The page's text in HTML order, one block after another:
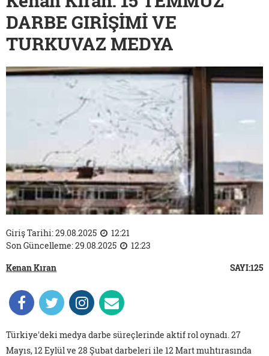
DARBE GIRİŞİMİ VE
TURKUVAZ MEDYA
Giriş Tarihi: 29.08.2025
12:21
Son Güncelleme: 29.08.2025
12:23
Kenan Kıran
SAYI:125
Türkiye'deki medya darbe süreçlerinde aktif rol oynadı. 27
Mayıs, 12 Eylül ve 28 Şubat darbeleri ile 12 Mart muhtırasında